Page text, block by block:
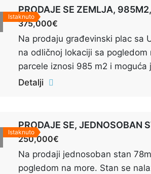
Istaknuto
PRODAJE SE ZEMLJA,
375,000€
Na prodaju građevinski plac sa
na odličnoj lokaciji sa pogledom
parcele iznosi 985 m2 i moguća
S+P+1 do 450 m2 BRGP
Detalji
Istaknuto
250,000€
Na prodaji jednosoban stan
pogledom na more. Stan se